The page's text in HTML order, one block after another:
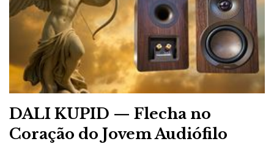
DALI KUPID — Flecha no
Coração do Jovem Audiófilo